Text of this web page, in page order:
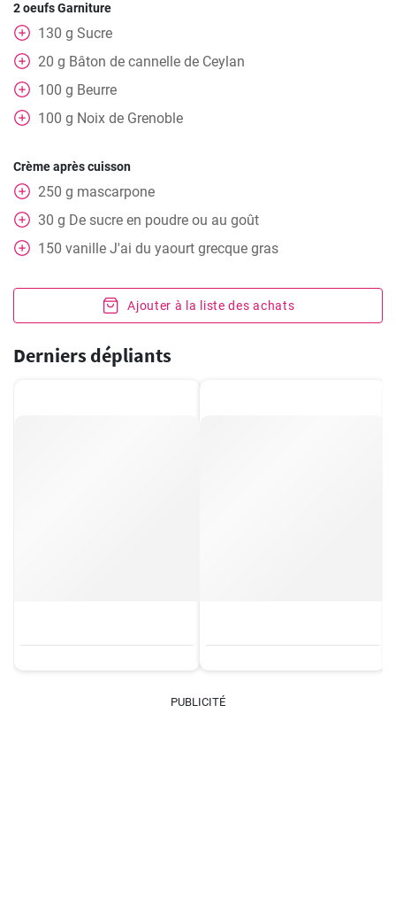
2 oeufs Garniture
130 g Sucre
20 g Bâton de cannelle de Ceylan
100 g Beurre
100 g Noix de Grenoble
Crème après cuisson
250 g mascarpone
30 g De sucre en poudre ou au goût
150 vanille J'ai du yaourt grecque gras
Ajouter à la liste des achats
Derniers dépliants
PUBLICITÉ